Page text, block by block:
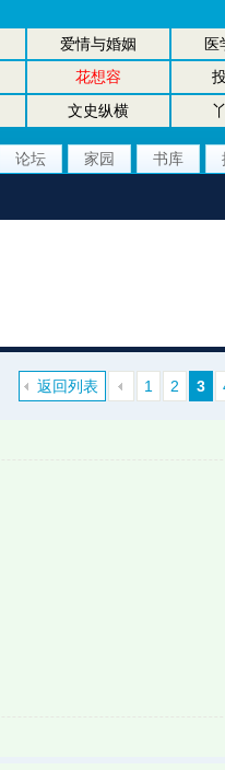
爱情与婚姻 医
花想容
文史纵横
论坛 家园 书库
1 2 3
返回列表